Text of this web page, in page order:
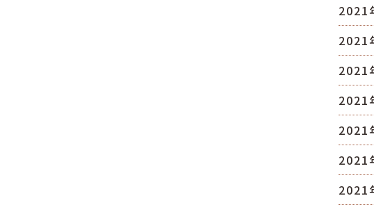
2021
2021
2021
2021
2021
2021
2021